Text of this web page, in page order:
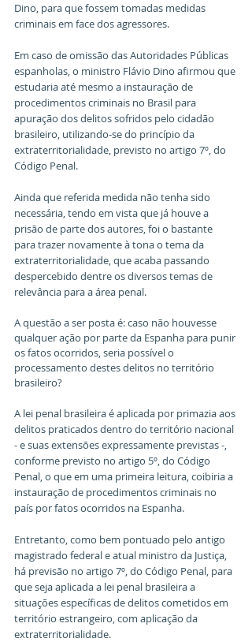
Dino, para que fossem tomadas medidas
criminais em face dos agressores.
Em caso de omissão das Autoridades Públicas
espanholas, o ministro Flávio Dino afirmou que
estudaria até mesmo a instauração de
procedimentos criminais no Brasil para
apuração dos delitos sofridos pelo cidadão
brasileiro, utilizando-se do princípio da
extraterritorialidade, previsto no artigo 7º, do
Código Penal.
Ainda que referida medida não tenha sido
necessária, tendo em vista que já houve a
prisão de parte dos autores, foi o bastante
para trazer novamente à tona o tema da
extraterritorialidade, que acaba passando
despercebido dentre os diversos temas de
relevância para a área penal.
A questão a ser posta é: caso não houvesse
qualquer ação por parte da Espanha para punir
os fatos ocorridos, seria possível o
processamento destes delitos no território
brasileiro?
A lei penal brasileira é aplicada por primazia aos
delitos praticados dentro do território nacional
- e suas extensões expressamente previstas -,
conforme previsto no artigo 5º, do Código
Penal, o que em uma primeira leitura, coibiria a
instauração de procedimentos criminais no
país por fatos ocorridos na Espanha.
Entretanto, como bem pontuado pelo antigo
magistrado federal e atual ministro da Justiça,
há previsão no artigo 7º, do Código Penal, para
que seja aplicada a lei penal brasileira a
situações específicas de delitos cometidos em
território estrangeiro, com aplicação da
extraterritorialidade.